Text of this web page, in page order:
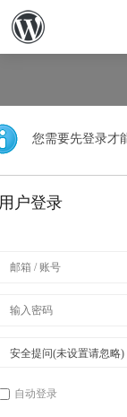
您需要先登录才
户登录
自动登录